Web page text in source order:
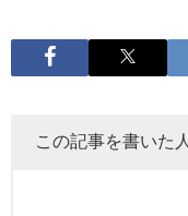
この記事を書いた人